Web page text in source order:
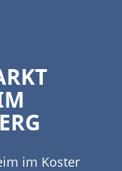
im Koster